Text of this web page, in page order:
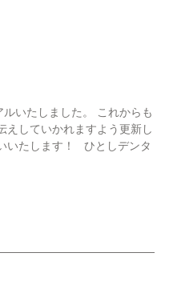
いたしました。 これからも
えしていかれますよう更新し
いたします！ ひとしデンタ